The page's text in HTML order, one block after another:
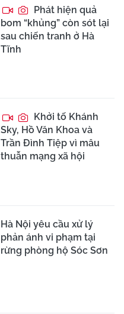
Phát hiện quả
bom “khủng” còn sót lại
sau chiến tranh ở Hà
Tĩnh
Khởi tố Khánh
Sky, Hồ Văn Khoa và
Trần Đình Tiệp vì mâu
thuẫn mạng xã hội
Hà Nội yêu cầu xử lý
phản ánh vi phạm tại
rừng phòng hộ Sóc Sơn